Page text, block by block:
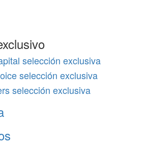
selección exclusiva
selección exclusiva
selección exclusiva